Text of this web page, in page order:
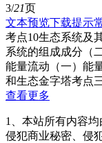
3/21页
文本预览下载提示
考点10生态系统及
系统的组成成分（
能量流动（一）能
和生态金字塔考点
查看更多
1、本站所有内容
侵犯商业秘密、侵